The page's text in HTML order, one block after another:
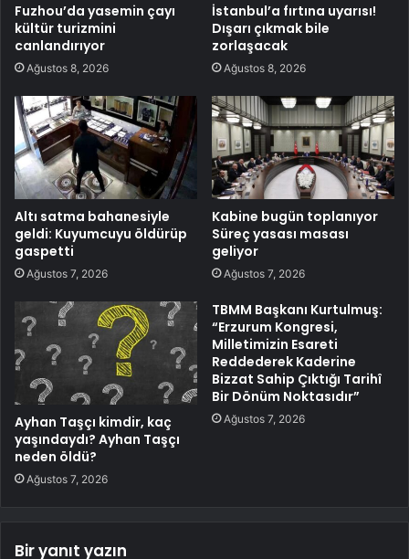
Fuzhou’da yasemin çayı
kültür turizmini
canlandırıyor
Ağustos 8, 2026
İstanbul’a fırtına uyarısı!
Dışarı çıkmak bile
zorlaşacak
Ağustos 8, 2026
Altı satma bahanesiyle
geldi: Kuyumcuyu öldürüp
gaspetti
Ağustos 7, 2026
Kabine bugün toplanıyor
Süreç yasası masası
geliyor
Ağustos 7, 2026
Ayhan Taşçı kimdir, kaç
yaşındaydı? Ayhan Taşçı
neden öldü?
Ağustos 7, 2026
TBMM Başkanı Kurtulmuş:
“Erzurum Kongresi,
Milletimizin Esareti
Reddederek Kaderine
Bizzat Sahip Çıktığı Tarihî
Bir Dönüm Noktasıdır”
Ağustos 7, 2026
Bir yanıt yazın